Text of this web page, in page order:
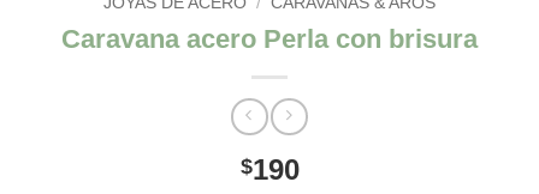
Caravana acero Perla con brisura
$190